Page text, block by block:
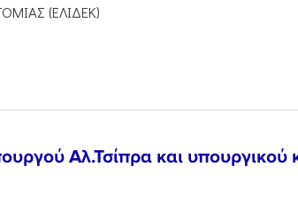
(ΕΛΙΔΕΚ)
Αλ.Τσίπρα και